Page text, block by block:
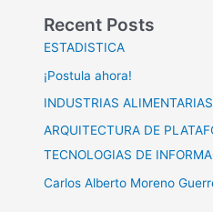
Recent Posts
ESTADISTICA
¡Postula ahora!
INDUSTRIAS ALIMENTARIAS
ARQUITECTURA DE
TECNOLOGIAS DE
Carlos Alberto Moreno